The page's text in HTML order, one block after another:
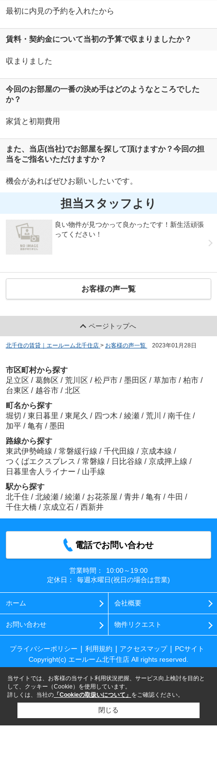
最初に内見の予約を入れたから
賃料・契約金について当初の予算で収まりましたか？
収まりました
今回のお部屋の一番の決め手はどのようなところでした
か？
家賃と初期費用
また、当店(当社)でお部屋を探して頂けますか？今回の担
当をご指名いただけますか？
機会があればぜひお願いしたいです。
担当スタッフより
良い物件が見つかって良かったです！新生活頑張
ってください！
お客様の声一覧
ページトップへ
北千住の賃貸｜エールーム北千住店 > お客様の声一覧 2023年01月28日
市区町村から探す
足立区 / 葛飾区 / 荒川区 / 松戸市 / 墨田区 / 草加市 / 柏市 /
台東区 / 越谷市 / 北区
町名から探す
堀切 / 東日暮里 / 東尾久 / 四つ木 / 綾瀬 / 荒川 / 南千住 /
加平 / 亀有 / 墨田
路線から探す
東武伊勢崎線 / 常磐緩行線 / 千代田線 / 京成本線 /
つくばエクスプレス / 常磐線 / 日比谷線 / 京成押上線 /
日暮里舎人ライナー / 山手線
駅から探す
北千住 / 北綾瀬 / 綾瀬 / お花茶屋 / 青井 / 亀有 / 牛田 /
千住大橋 / 京成立石 / 西新井
電話でお問い合わせ
営業時間：
10:00～19:00
定休日：
毎週水曜日(祝日の場合は営業)
ホーム 会社概要
お問い合わせ 物件リクエスト
プライバシーポリシー 利用規約 アクセスマップ
PCサイト
Copyright(c) エールーム北千住店 All rights reserved.
当サイトでは、お客様の当サイト利用状況把握、サービス向上検討を目的と
して、クッキー（Cookie）を使用しています。
詳しくは、当社の 「Cookieの取扱いについて」 をご確認ください。
閉じる